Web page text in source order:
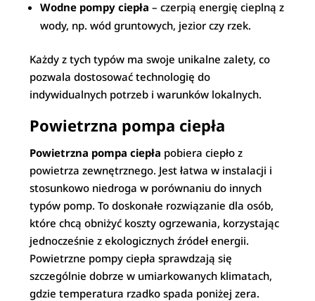
Wodne pompy ciepła – czerpią energię cieplną z
wody, np. wód gruntowych, jezior czy rzek.
Każdy z tych typów ma swoje unikalne zalety, co
pozwala dostosować technologię do
indywidualnych potrzeb i warunków lokalnych.
Powietrzna pompa ciepła
Powietrzna pompa ciepła pobiera ciepło z
powietrza zewnętrznego. Jest łatwa w instalacji i
stosunkowo niedroga w porównaniu do innych
typów pomp. To doskonałe rozwiązanie dla osób,
które chcą obniżyć koszty ogrzewania, korzystając
jednocześnie z ekologicznych źródeł energii.
Powietrzne pompy ciepła sprawdzają się
szczególnie dobrze w umiarkowanych klimatach,
gdzie temperatura rzadko spada poniżej zera.